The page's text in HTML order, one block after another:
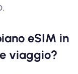
eSIM in
viaggio?